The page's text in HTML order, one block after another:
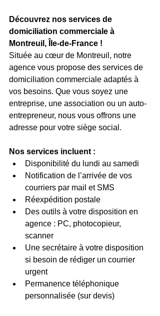
Découvrez nos services de
domiciliation commerciale à
Montreuil, Île-de-France !
Située au cœur de Montreuil, notre
agence vous propose des services de
domiciliation commerciale adaptés à
vos besoins. Que vous soyez une
entreprise, une association ou un auto-
entrepreneur, nous vous offrons une
adresse pour votre siège social.
Nos services incluent :
Disponibilité du lundi au samedi
Notification de l’arrivée de vos
courriers par mail et SMS
Réexpédition postale
Des outils à votre disposition en
agence : PC, photocopieur,
scanner
Une secrétaire à votre disposition
si besoin de rédiger un courrier
urgent
Permanence téléphonique
personnalisée (sur devis)